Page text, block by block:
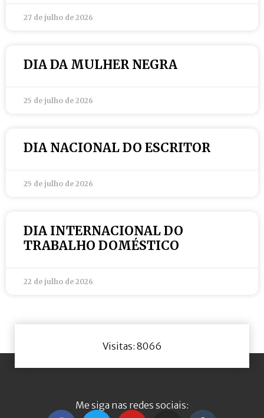
27 de julho de 2026
DIA DA MULHER NEGRA
25 de julho de 2026
DIA NACIONAL DO ESCRITOR
25 de julho de 2026
DIA INTERNACIONAL DO
TRABALHO DOMÉSTICO
22 de julho de 2026
Visitas: 8066
Me siga nas redes sociais: